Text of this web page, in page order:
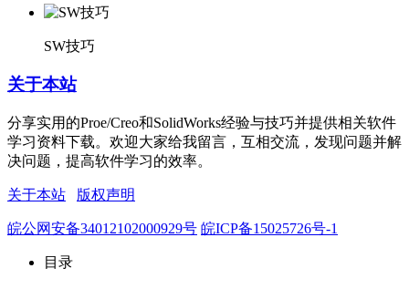
SW技巧
关于本站
分享实用的Proe/Creo和SolidWorks经验与技巧并提供相关软件
学习资料下载。欢迎大家给我留言，互相交流，发现问题并解
决问题，提高软件学习的效率。
关于本站 版权声明
皖公网安备34012102000929号 皖ICP备15025726号-1
目录